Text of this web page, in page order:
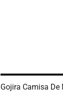
Gojira Camisa